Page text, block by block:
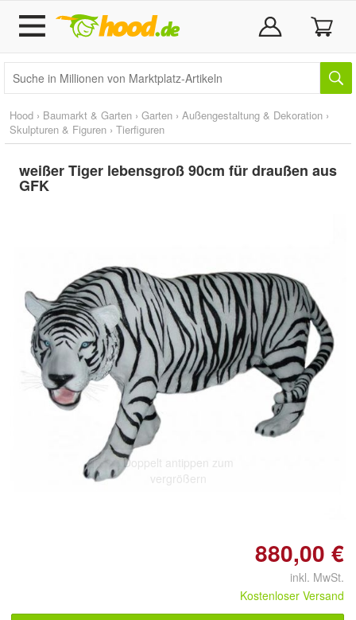
Hood › Baumarkt & Garten › Garten › Außengestaltung & Dekoration ›
Skulpturen & Figuren › Tierfiguren
weißer Tiger lebensgroß 90cm für draußen aus
GFK
Doppelt antippen zum
vergrößern
880,00 €
inkl. MwSt.
Kostenloser Versand